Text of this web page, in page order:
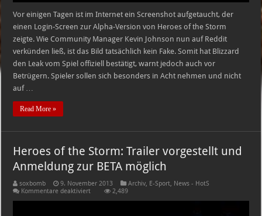
Vor einigen Tagen ist im Internet ein Screenshot aufgetaucht, der
einen Login-Screen zur Alpha-Version von Heroes of the Storm
zeigte. Wie Community Manager Kevin Johnson nun auf Reddit
verkünden ließ, ist das Bild tatsächlich kein Fake. Somit hat Blizzard
den Leak vom Spiel offiziell bestätigt, warnt jedoch auch vor
Betrügern. Spieler sollen sich besonders in Acht nehmen und nicht
auf …
Read More »
Heroes of the Storm: Trailer vorgestellt und
Anmeldung zur BETA möglich
soxbomb 9. November 2013 Archiv, E-Sport, News - HotS
Kommentare deaktiviertfür
2,489